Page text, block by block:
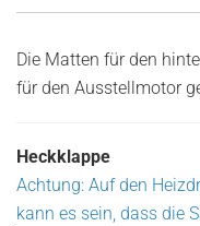
Die Matten für den
für den Ausstellmotor
Heckklappe
Achtung: Auf den
kann es sein, dass die